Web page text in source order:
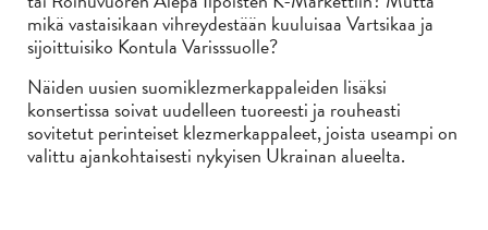
mikä vastaisikaan vihreydestään kuuluisaa Vartsikaa ja
sijoittuisiko Kontula Varisssuolle?
Näiden uusien suomiklezmerkappaleiden lisäksi
konsertissa soivat uudelleen tuoreesti ja rouheasti
sovitetut perinteiset klezmerkappaleet, joista useampi on
valittu ajankohtaisesti nykyisen Ukrainan alueelta.